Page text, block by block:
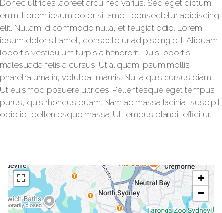
Donec ultrices laoreet arcu nec varius. Sed eget dictum
enim. Lorem ipsum dolor sit amet, consectetur adipiscing
elit. Nullam id commodo nulla, et feugiat odio. Lorem
ipsum dolor sit amet, consectetur adipiscing elit. Aliquam
lobortis vestibulum turpis a hendrerit. Duis lobortis
malesuada felis a cursus. Ut aliquam ipsum mollis,
pharetra urna in, volutpat mauris. Nulla quis cursus diam.
Ut euismod posuere ultrices. Pellentesque eget tempus
purus, quis rhoncus quam. Nam ac massa lacinia, suscipit
odio id, pellentesque massa. Ut tempus blandit efficitur.
+
−